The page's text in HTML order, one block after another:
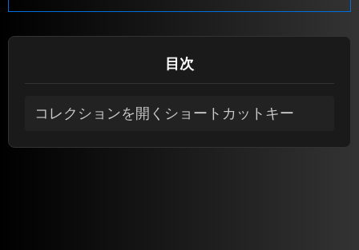
目次
コレクションを開くショートカットキー